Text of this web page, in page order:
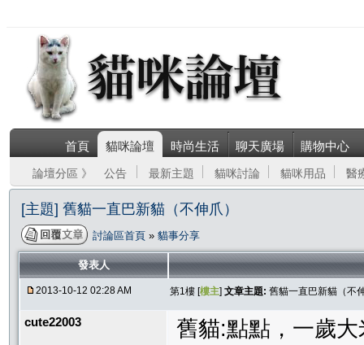
首頁 貓咪論壇 時尚生活 聊天廣場 購物中心
論壇分區 》 公告 最新主題 貓咪討論 貓咪用品 醫
[主題] 舊貓一直巴新貓（不伸爪）
討論區首頁 » 貓事分享
發表人
2013-10-12 02:28 AM 第1樓 [樓主] 文章主題: 舊貓一直巴新貓（不
cute22003
舊貓:點點，一歲